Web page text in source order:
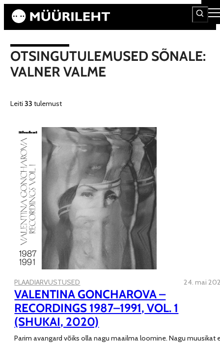
OTSINGUTULEMUSED SÕNALE:
VALNER VALME
Leiti33 tulemust
PLAADIARVUSTUSED 24. mai
VALENTINA GONCHAROVA –
RECORDINGS 1987–1991, VOL. 1
(SHUKAI, 2020)
Parim avangard võiks olla nagu maailma loomine. Nagu muusikat